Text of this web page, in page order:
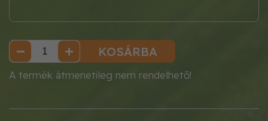
KOSÁRBA
A termék átmenetileg nem rendelhető!